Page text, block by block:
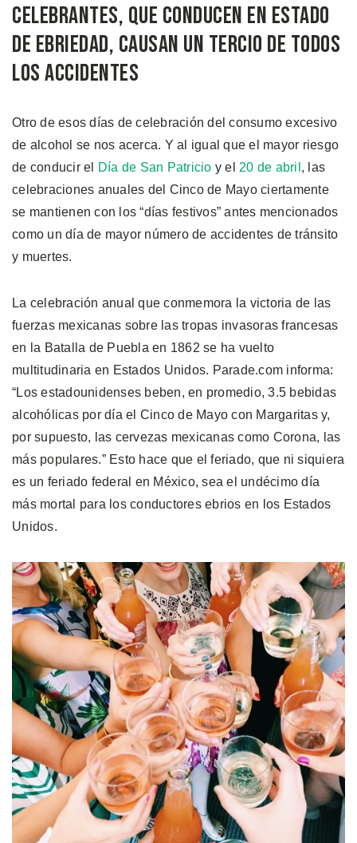
Celebrantes, que conducen en estado
de ebriedad, causan un tercio de todos
los accidentes
Otro de esos días de celebración del consumo excesivo
de alcohol se nos acerca. Y al igual que el mayor riesgo
de conducir el
Día de San Patricio y el 20 de abril , las
celebraciones anuales del Cinco de Mayo ciertamente
se mantienen con los “días festivos” antes mencionados
como un día de mayor número de accidentes de tránsito
y muertes.
La celebración anual que conmemora la victoria de las
fuerzas mexicanas sobre las tropas invasoras francesas
en la Batalla de Puebla en 1862 se ha vuelto
multitudinaria en Estados Unidos. Parade.com informa:
“Los estadounidenses beben, en promedio, 3.5 bebidas
alcohólicas por día el Cinco de Mayo con Margaritas y,
por supuesto, las cervezas mexicanas como Corona, las
más populares.” Esto hace que el feriado, que ni siquiera
es un feriado federal en México, sea el undécimo día
más mortal para los conductores ebrios en los Estados
Unidos.